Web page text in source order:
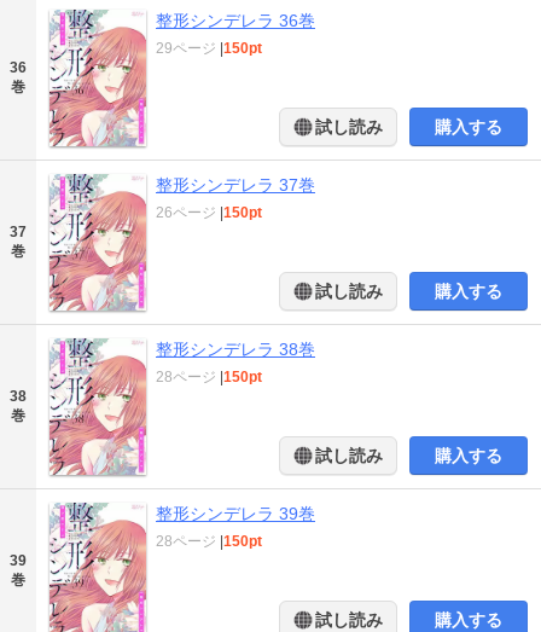
36
巻
整形シンデレラ 36巻
29ページ 150pt
試し読み 購入する
37
巻
整形シンデレラ 37巻
26ページ 150pt
試し読み 購入する
38
巻
整形シンデレラ 38巻
28ページ 150pt
試し読み 購入する
39
巻
整形シンデレラ 39巻
28ページ 150pt
試し読み 購入する